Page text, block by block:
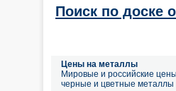
Поиск по доске
Цены на металлы
Мировые и российские
черные и цветные металлы